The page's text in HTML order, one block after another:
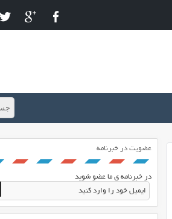
عضویت در خبرنامه
در خبرنامه ی ما عضو شوید